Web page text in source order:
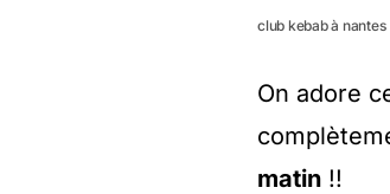
club kebab à nantes
On adore
matin !!